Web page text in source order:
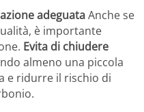
adeguataAnche se
è importante
Evita di chiudere
almeno una piccola
e ridurre il rischio di